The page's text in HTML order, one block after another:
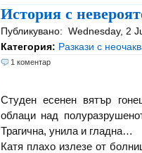
История с
Публикувано: Wednesday, 2
Категория: Разкази с
1 коментар
Студен есенен вятър
облаци над
Трагична, унила и гладна…
Катя плахо излезе от